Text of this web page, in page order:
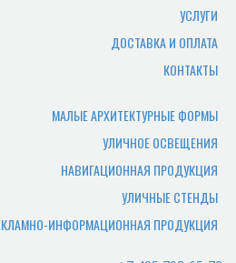
забрать
по адресу офиса.
нужны
заказ
УСЛУГИ
ДОСТАВКА И ОПЛАТА
КОНТАКТЫ
МАЛЫЕ АРХИТЕКТУРНЫЕ ФОРМЫ
УЛИЧНОЕ ОСВЕЩЕНИЯ
НАВИГАЦИОННАЯ ПРОДУКЦИЯ
УЛИЧНЫЕ СТЕНДЫ
ИНФОРМАЦИОННАЯ ПРОДУКЦИЯ